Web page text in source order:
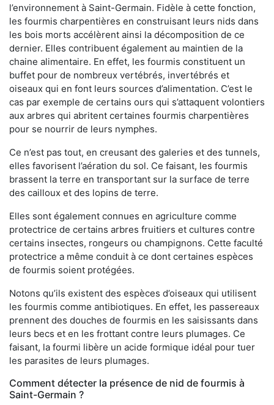
l’environnement à Saint-Germain. Fidèle à cette fonction,
les fourmis charpentières en construisant leurs nids dans
les bois morts accélèrent ainsi la décomposition de ce
dernier. Elles contribuent également au maintien de la
chaine alimentaire. En effet, les fourmis constituent un
buffet pour de nombreux vertébrés, invertébrés et
oiseaux qui en font leurs sources d’alimentation. C’est le
cas par exemple de certains ours qui s’attaquent volontiers
aux arbres qui abritent certaines fourmis charpentières
pour se nourrir de leurs nymphes.
Ce n’est pas tout, en creusant des galeries et des tunnels,
elles favorisent l’aération du sol. Ce faisant, les fourmis
brassent la terre en transportant sur la surface de terre
des cailloux et des lopins de terre.
Elles sont également connues en agriculture comme
protectrice de certains arbres fruitiers et cultures contre
certains insectes, rongeurs ou champignons. Cette faculté
protectrice a même conduit à ce dont certaines espèces
de fourmis soient protégées.
Notons qu’ils existent des espèces d’oiseaux qui utilisent
les fourmis comme antibiotiques. En effet, les passereaux
prennent des douches de fourmis en les saisissants dans
leurs becs et en les frottant contre leurs plumages. Ce
faisant, la fourmi libère un acide formique idéal pour tuer
les parasites de leurs plumages.
Comment détecter la présence de nid de fourmis à
Saint-Germain ?